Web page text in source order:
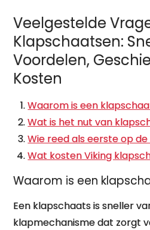
Veelgestelde
Klapschaatsen:
Voordelen,
Kosten
Waarom is een
Wat is het nut van
Wie reed als eerste op
Wat kosten Viking
Waarom is een
Een klapschaats is sneller
klapmechanisme dat zorgt